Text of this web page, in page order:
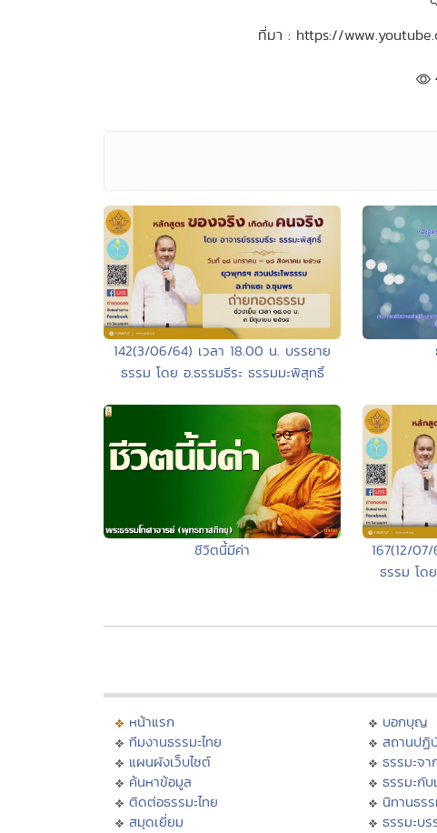
ที่มา : https://
142(3/06/64) เวลา 18.00 น. บรรยาย
ธรรม โดย อ.ธรรมธีระ ธรรมมะพิสุทธิ์
ชีวิตนี้มีค่า
167(12/
ธรรม โด
หน้าแรก
ทีมงานธรรมะไทย
แผนผังเว็บไซต์
ค้นหาข้อมูล
ติดต่อธรรมะไทย
สมุดเยี่ยม
บอกบุญ
สถานปฏิ
ธรรมะจ
ธรรมะกับ
นิทานธร
ธรรมะบร